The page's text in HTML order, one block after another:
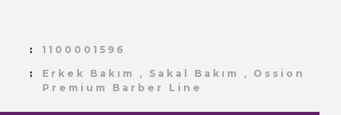
1100001596
Erkek Bakım , Sakal Bakım , Ossion
Premium Barber Line